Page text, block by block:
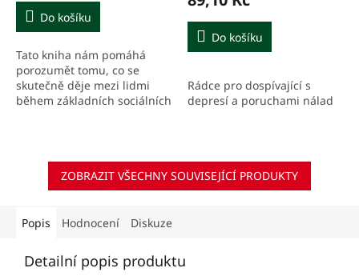
Do košíku
Tato kniha nám pomáhá
porozumět tomu, co se
skutečně děje mezi lidmi
během základních sociálních
Do košíku
Rádce pro dospívající s
depresí a poruchami nálad
ZOBRAZIT VŠECHNY SOUVISEJÍCÍ PRODUKTY
Popis Hodnocení Diskuze
Detailní popis produktu